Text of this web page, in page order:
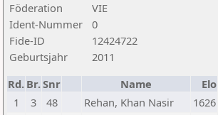
Föderation
VIE
Ident-Nummer
0
Fide-ID
12424722
Geburtsjahr
2011
Rd. Br.Snr Name Elo
1
3 48 Rehan, Khan Nasir 1626